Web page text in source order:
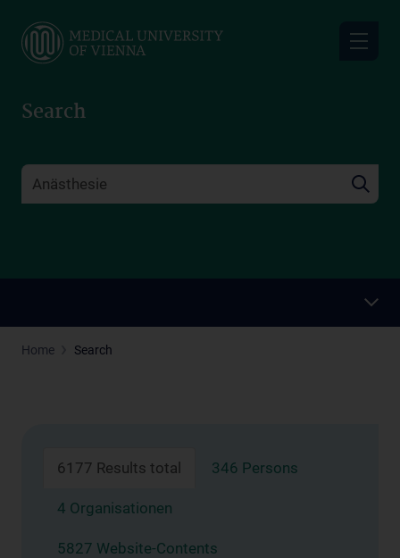
main
Search
Home Search
6177 Results total 346 Persons
4 Organisationen
5827 Website-Contents